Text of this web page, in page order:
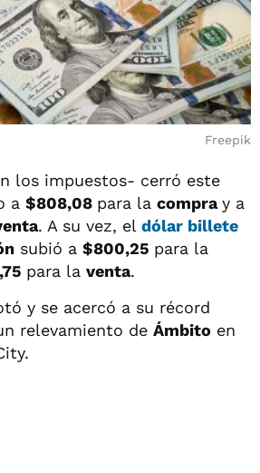
Freepik
los impuestos- cerró este
a $808,08 para la compray a
. A su vez, el dólar billete
subió a $800,25 para la
para la venta.
y se acercó a su récord
relevamiento de Ámbito en